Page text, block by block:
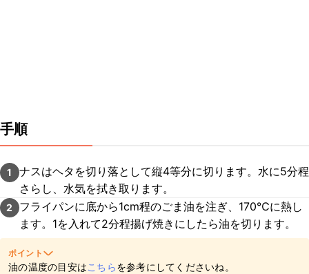
手順
1
ナスはヘタを切り落として縦4等分に切ります。水に5分程
さらし、水気を拭き取ります。
2
フライパンに底から1cm程のごま油を注ぎ、170℃に熱し
ます。1を入れて2分程揚げ焼きにしたら油を切ります。
ポイント
油の温度の目安はこちらを参考にしてくださいね。